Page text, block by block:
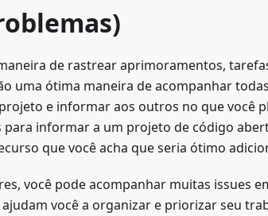
de rastrear aprimoramentos,
uma ótima maneira de acompanhar
e informar aos outros no que você
para informar a um projeto de código
que você acha que seria ótimo
você pode acompanhar muitas issues
você a organizar e priorizar seu